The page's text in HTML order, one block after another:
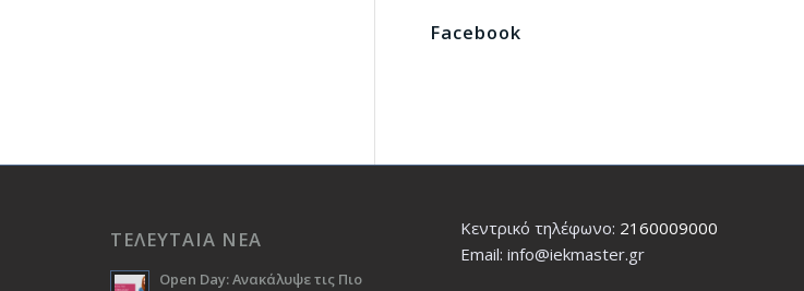
Facebook
ΤΕΛΕΥΤΑΙΑ ΝΕΑ
Open Day: Ανακάλυψε τις Πιο
Κεντρικό τηλέφωνο: 2160009000
Εmail: info@iekmaster.gr